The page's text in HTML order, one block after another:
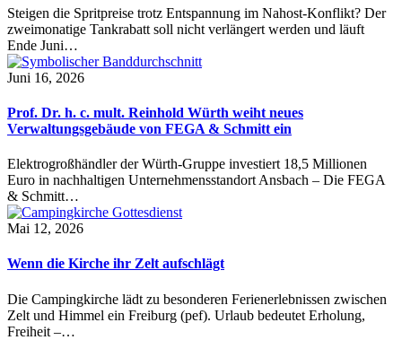
Steigen die Spritpreise trotz Entspannung im Nahost-Konflikt? Der
zweimonatige Tankrabatt soll nicht verlängert werden und läuft
Ende Juni…
Juni 16, 2026
Prof. Dr. h. c. mult. Reinhold Würth weiht neues
Verwaltungsgebäude von FEGA & Schmitt ein
Elektrogroßhändler der Würth-Gruppe investiert 18,5 Millionen
Euro in nachhaltigen Unternehmensstandort Ansbach – Die FEGA
& Schmitt…
Mai 12, 2026
Wenn die Kirche ihr Zelt aufschlägt
Die Campingkirche lädt zu besonderen Ferienerlebnissen zwischen
Zelt und Himmel ein Freiburg (pef). Urlaub bedeutet Erholung,
Freiheit –…